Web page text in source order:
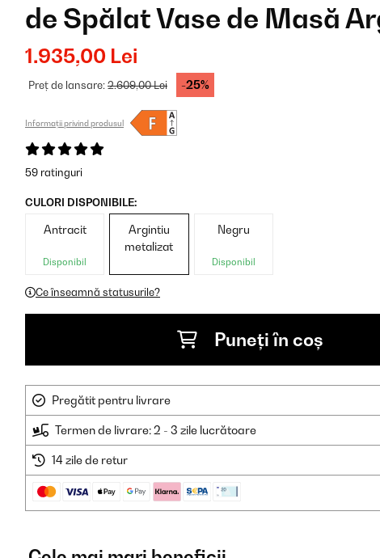
de Spălat Vase de Masă
1.935,00 Lei
Preț de lansare:2.609,00 Lei -25%
Informații privind produsul
59 ratinguri
CULORI DISPONIBILE:
Antracit
Disponibil
Argintiu
metalizat
Negru
Disponibil
Ce înseamnă statusurile?
Puneți în coș
Pregătit pentru livrare
Termen de livrare: 2 - 3 zile lucrătoare
14 zile de retur